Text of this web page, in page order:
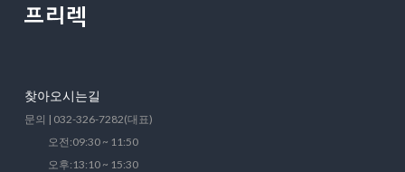
찾아오시는길
문의 | 032-326-7282(대표)
오전:09:30 ~ 11:50
오후:13:10 ~ 15:30